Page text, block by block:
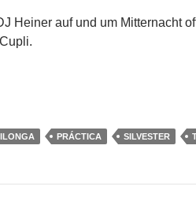
Heiner auf und um Mitternacht
2015: Silvester Milonga
PRÁCTICA SILVESTER